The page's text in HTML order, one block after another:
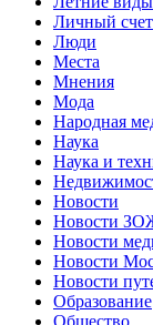
Личный счет
Люди
Места
Мнения
Мода
Народная
Наука
Наука и
Новости
Новости
Новости
Новости
Новости
Образование
Общество